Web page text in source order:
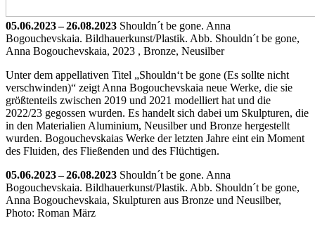
05.06.2023 – 26.08.2023 Shouldn´t be gone. Anna
Bogouchevskaia. Bildhauerkunst/Plastik. Abb. Shouldn´t be gone,
Anna Bogouchevskaia, 2023 , Bronze, Neusilber
Unter dem appellativen Titel „Shouldn‘t be gone (Es sollte nicht
verschwinden)“ zeigt Anna Bogouchevskaia neue Werke, die sie
größtenteils zwischen 2019 und 2021 modelliert hat und die
2022/23 gegossen wurden. Es handelt sich dabei um Skulpturen, die
in den Materialien Aluminium, Neusilber und Bronze hergestellt
wurden. Bogouchevskaias Werke der letzten Jahre eint ein Moment
des Fluiden, des Fließenden und des Flüchtigen.
05.06.2023 – 26.08.2023 Shouldn´t be gone. Anna
Bogouchevskaia. Bildhauerkunst/Plastik. Abb. Shouldn´t be gone,
Anna Bogouchevskaia, Skulpturen aus Bronze und Neusilber,
Photo: Roman März